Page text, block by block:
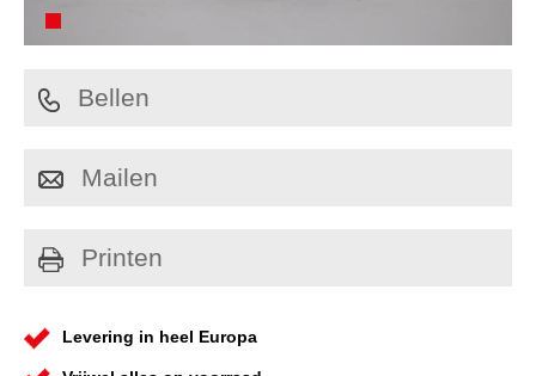
Bellen
Mailen
Printen
Levering in heel Europa